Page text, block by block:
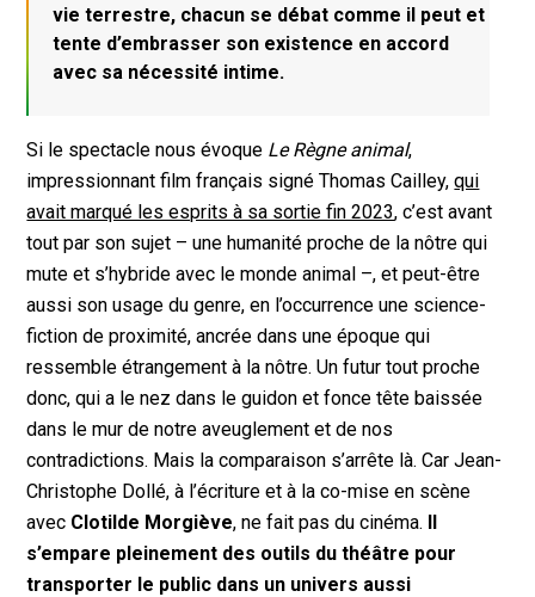
vie terrestre, chacun se débat comme il peut et
tente d’embrasser son existence en accord
avec sa nécessité intime.
Si le spectacle nous évoque Le Règne animal,
impressionnant film français signé Thomas Cailley,qui
avait marqué les esprits à sa sortie fin 2023, c’est avant
tout par son sujet – une humanité proche de la nôtre qui
mute et s’hybride avec le monde animal –, et peut-être
aussi son usage du genre, en l’occurrence une science-
fiction de proximité, ancrée dans une époque qui
ressemble étrangement à la nôtre. Un futur tout proche
donc, qui a le nez dans le guidon et fonce tête baissée
dans le mur de notre aveuglement et de nos
contradictions. Mais la comparaison s’arrête là. Car Jean-
Christophe Dollé, à l’écriture et à la co-mise en scène
avec Clotilde Morgiève, ne fait pas du cinéma. Il
s’empare pleinement des outils du théâtre pour
transporter le public dans un univers aussi